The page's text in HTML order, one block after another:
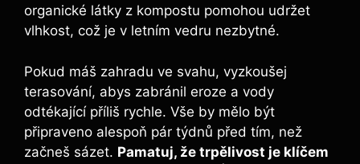
organické látky z kompostu pomohou udržet
vlhkost, což je v letním vedru nezbytné.
Pokud máš zahradu ve svahu, vyzkoušej
terasování, abys zabránil eroze a vody
odtékající příliš rychle. Vše by mělo být
připraveno alespoň pár týdnů před tím, než
začneš sázet. Pamatuj, že trpělivost je klíčem